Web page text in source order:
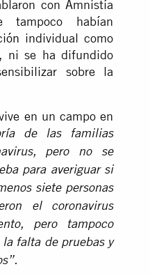
con Amnistía
tampoco habían
individual como
ni se ha difundido
sobre la
en un campo en
de las familias
pero no se
para averiguar si
siete personas
el coronavirus
pero tampoco
falta de pruebas y